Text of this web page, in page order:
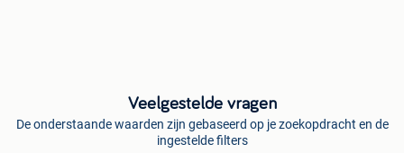
Veelgestelde vragen
De onderstaande waarden zijn gebaseerd op je zoekopdracht en de
ingestelde filters